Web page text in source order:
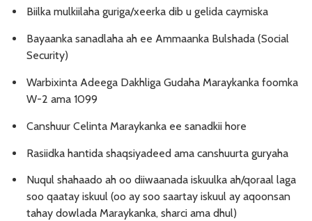
Biilka mulkiilaha guriga/xeerka dib u gelida caymiska
Bayaanka sanadlaha ah ee Ammaanka Bulshada (Social
Security)
Warbixinta Adeega Dakhliga Gudaha Maraykanka foomka
W-2 ama 1099
Canshuur Celinta Maraykanka ee sanadkii hore
Rasiidka hantida shaqsiyadeed ama canshuurta guryaha
Nuqul shahaado ah oo diiwaanada iskuulka ah/qoraal laga
soo qaatay iskuul (oo ay soo saartay iskuul ay aqoonsan
tahay dowlada Maraykanka, sharci ama dhul)